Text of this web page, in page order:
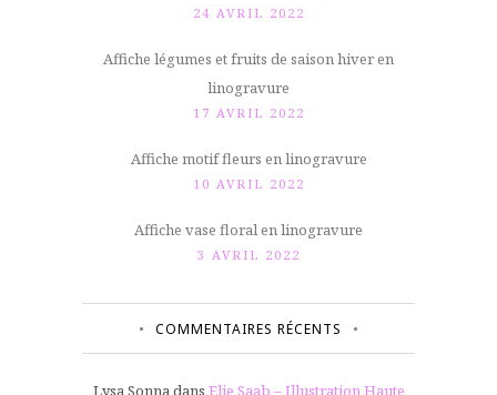
24 AVRIL 2022
Affiche légumes et fruits de saison hiver en
linogravure
17 AVRIL 2022
Affiche motif fleurs en linogravure
10 AVRIL 2022
Affiche vase floral en linogravure
3 AVRIL 2022
COMMENTAIRES RÉCENTS
Lysa Sonnadans Elie Saab – Illustration Haute